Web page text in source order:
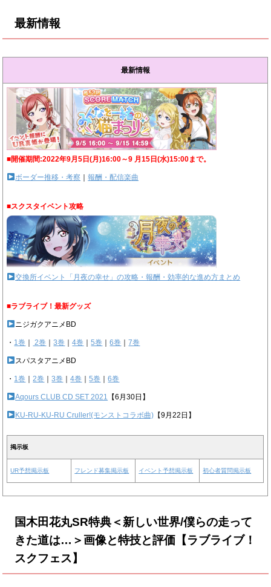
最新情報
最新情報
■開催期間:2022年9月5日(月)16:00～9 月15日(水)15:00まで。
ボーダー推移・考察 ｜報酬・配信楽曲
■スクスタイベント攻略
交換所イベント「月夜の幸せ」の攻略・報酬・効率的な進め方まとめ
■ラブライブ！最新グッズ
ニジガクアニメBD
・ 1巻 2巻 ｜3巻 ｜4巻 ｜5巻 ｜6巻 ｜7巻
スパスタアニメBD
・ 1巻 ｜2巻 ｜3巻 ｜4巻 ｜5巻 ｜6巻
Aqours CLUB CD SET 2021 【6月30日】
KU-RU-KU-RU Cruller!(モンストコラボ曲) 【9月22日】
掲示板
UR予想掲示板 フレンド募集掲示板 イベント予想掲示板 初心者質問掲示板
国木田花丸SR特典＜新しい世界/僕らの走って
きた道は…＞画像と特技と評価【ラブライブ！
スクフェス】